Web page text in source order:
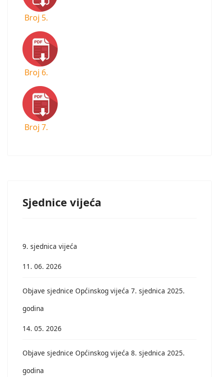
Broj 5.
Broj 6.
Broj 7.
Sjednice vijeća
9. sjednica vijeća
11. 06. 2026
Objave sjednice Općinskog vijeća 7. sjednica 2025.
godina
14. 05. 2026
Objave sjednice Općinskog vijeća 8. sjednica 2025.
godina